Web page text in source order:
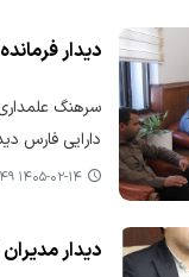
دیدار
سرهنگ
دارایی فارس
۱۴۰۵-۰۲-۱۴ ۰۱:۴۹
دیدار